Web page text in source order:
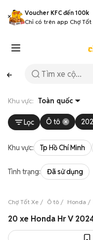
Voucher KFC đến 100k
Chỉ có trên app Chợ Tốt
Khu vực: Toàn quốc
Lọc Ô tô
Khu vực: Tp Hồ Chí Minh
Tình trạng: Đã sử dụng
Chợ Tốt Xe Ô tô Honda
20 xe Honda Hr V